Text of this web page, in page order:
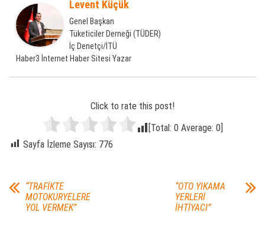
Levent Küçük
Genel Başkan
Tüketiciler Derneği (TÜDER)
İç Denetçi/İTÜ
Haber3 İnternet Haber Sitesi Yazar
Click to rate this post!
[Total: 0 Average: 0]
Sayfa İzleme Sayısı: 776
“TRAFİKTE
MOTOKURYELERE
YOL VERMEK”
“OTO YIKAMA
YERLERİ
İHTİYACI”